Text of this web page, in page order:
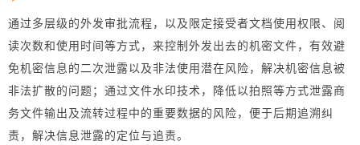
通过多层级的外发审批流程，以及限定接受者文档使用权限、阅
读次数和使用时间等方式，来控制外发出去的机密文件，有效避
免机密信息的二次泄露以及非法使用潜在风险，解决机密信息被
非法扩散的问题；通过文件水印技术，降低以拍照等方式泄露商
务文件输出及流转过程中的重要数据的风险，便于后期追溯纠
责，解决信息泄露的定位与追责。